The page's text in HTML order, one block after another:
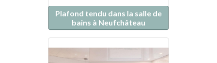
Plafond tendu dans la salle de
bains à Neufchâteau